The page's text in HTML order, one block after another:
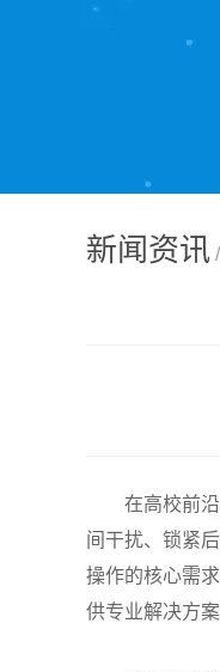
新闻资讯 /
在高校前沿科
间干扰、锁紧
操作的核心需
供专业解决方案